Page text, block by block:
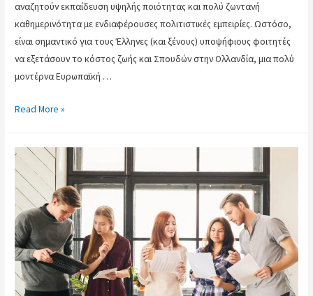
αναζητούν εκπαίδευση υψηλής ποιότητας και πολύ ζωντανή
καθημερινότητα με ενδιαφέρουσες πολιτιστικές εμπειρίες. Ωστόσο,
είναι σημαντικό για τους Έλληνες (και ξένους) υποψήφιους φοιτητές
να εξετάσουν το κόστος ζωής και Σπουδών στην Ολλανδία, μια πολύ
μοντέρνα Ευρωπαϊκή …
Read More »